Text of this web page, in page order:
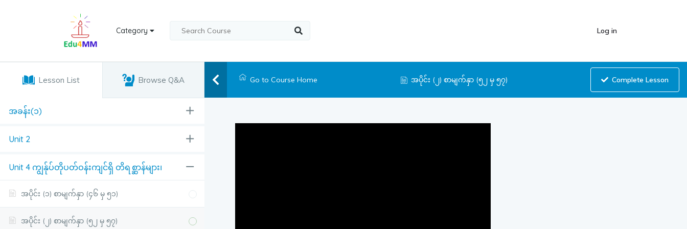
Category Log in
Lesson List Browse Q&A
အခန်း(၁)
Unit 2
Unit 4 ကျွန်ုပ်တိုပတ်ဝန်းကျင်ရှိ တိရစ္ဆာန်များ၊
အပိုင်း (၁) စာမျက်နှာ (၄၆ မှ ၅၁)
အပိုင်း (၂) စာမျက်နှာ (၅၂ မှ ၅၇)
Go to Course Home အပိုင်း (၂) စာမျက်နှာ (၅၂ မှ ၅၇) Complete Lesson